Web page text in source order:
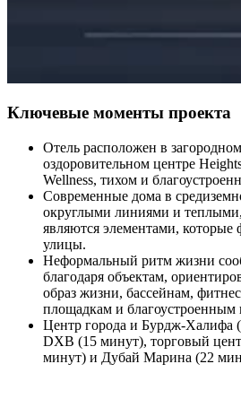
Ключевые моменты проекта
Отель расположен в
оздоровительном центре
Wellness, тихом и
Современные дома в
округлыми линиями и
являются элементами,
улицы.
Неформальный ритм жизни
благодаря объектам,
образ жизни, бассейнам,
площадкам и
Центр города и Бурдж-Халифа
DXB (15 минут), торговый
минут) и Дубай Марина (22